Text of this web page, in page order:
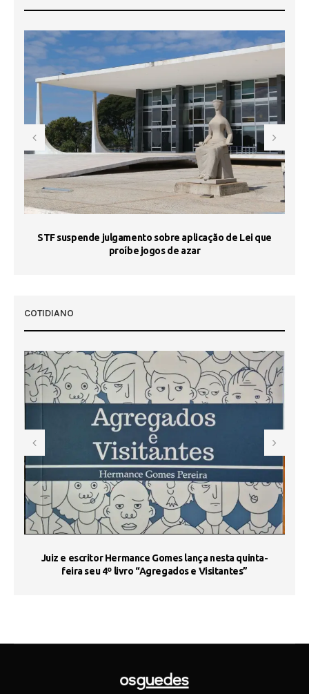
STF suspende julgamento sobre aplicação de Lei que
proíbe jogos de azar
COTIDIANO
Juiz e escritor Hermance Gomes lança nesta quinta-
feira seu 4º livro “Agregados e Visitantes”